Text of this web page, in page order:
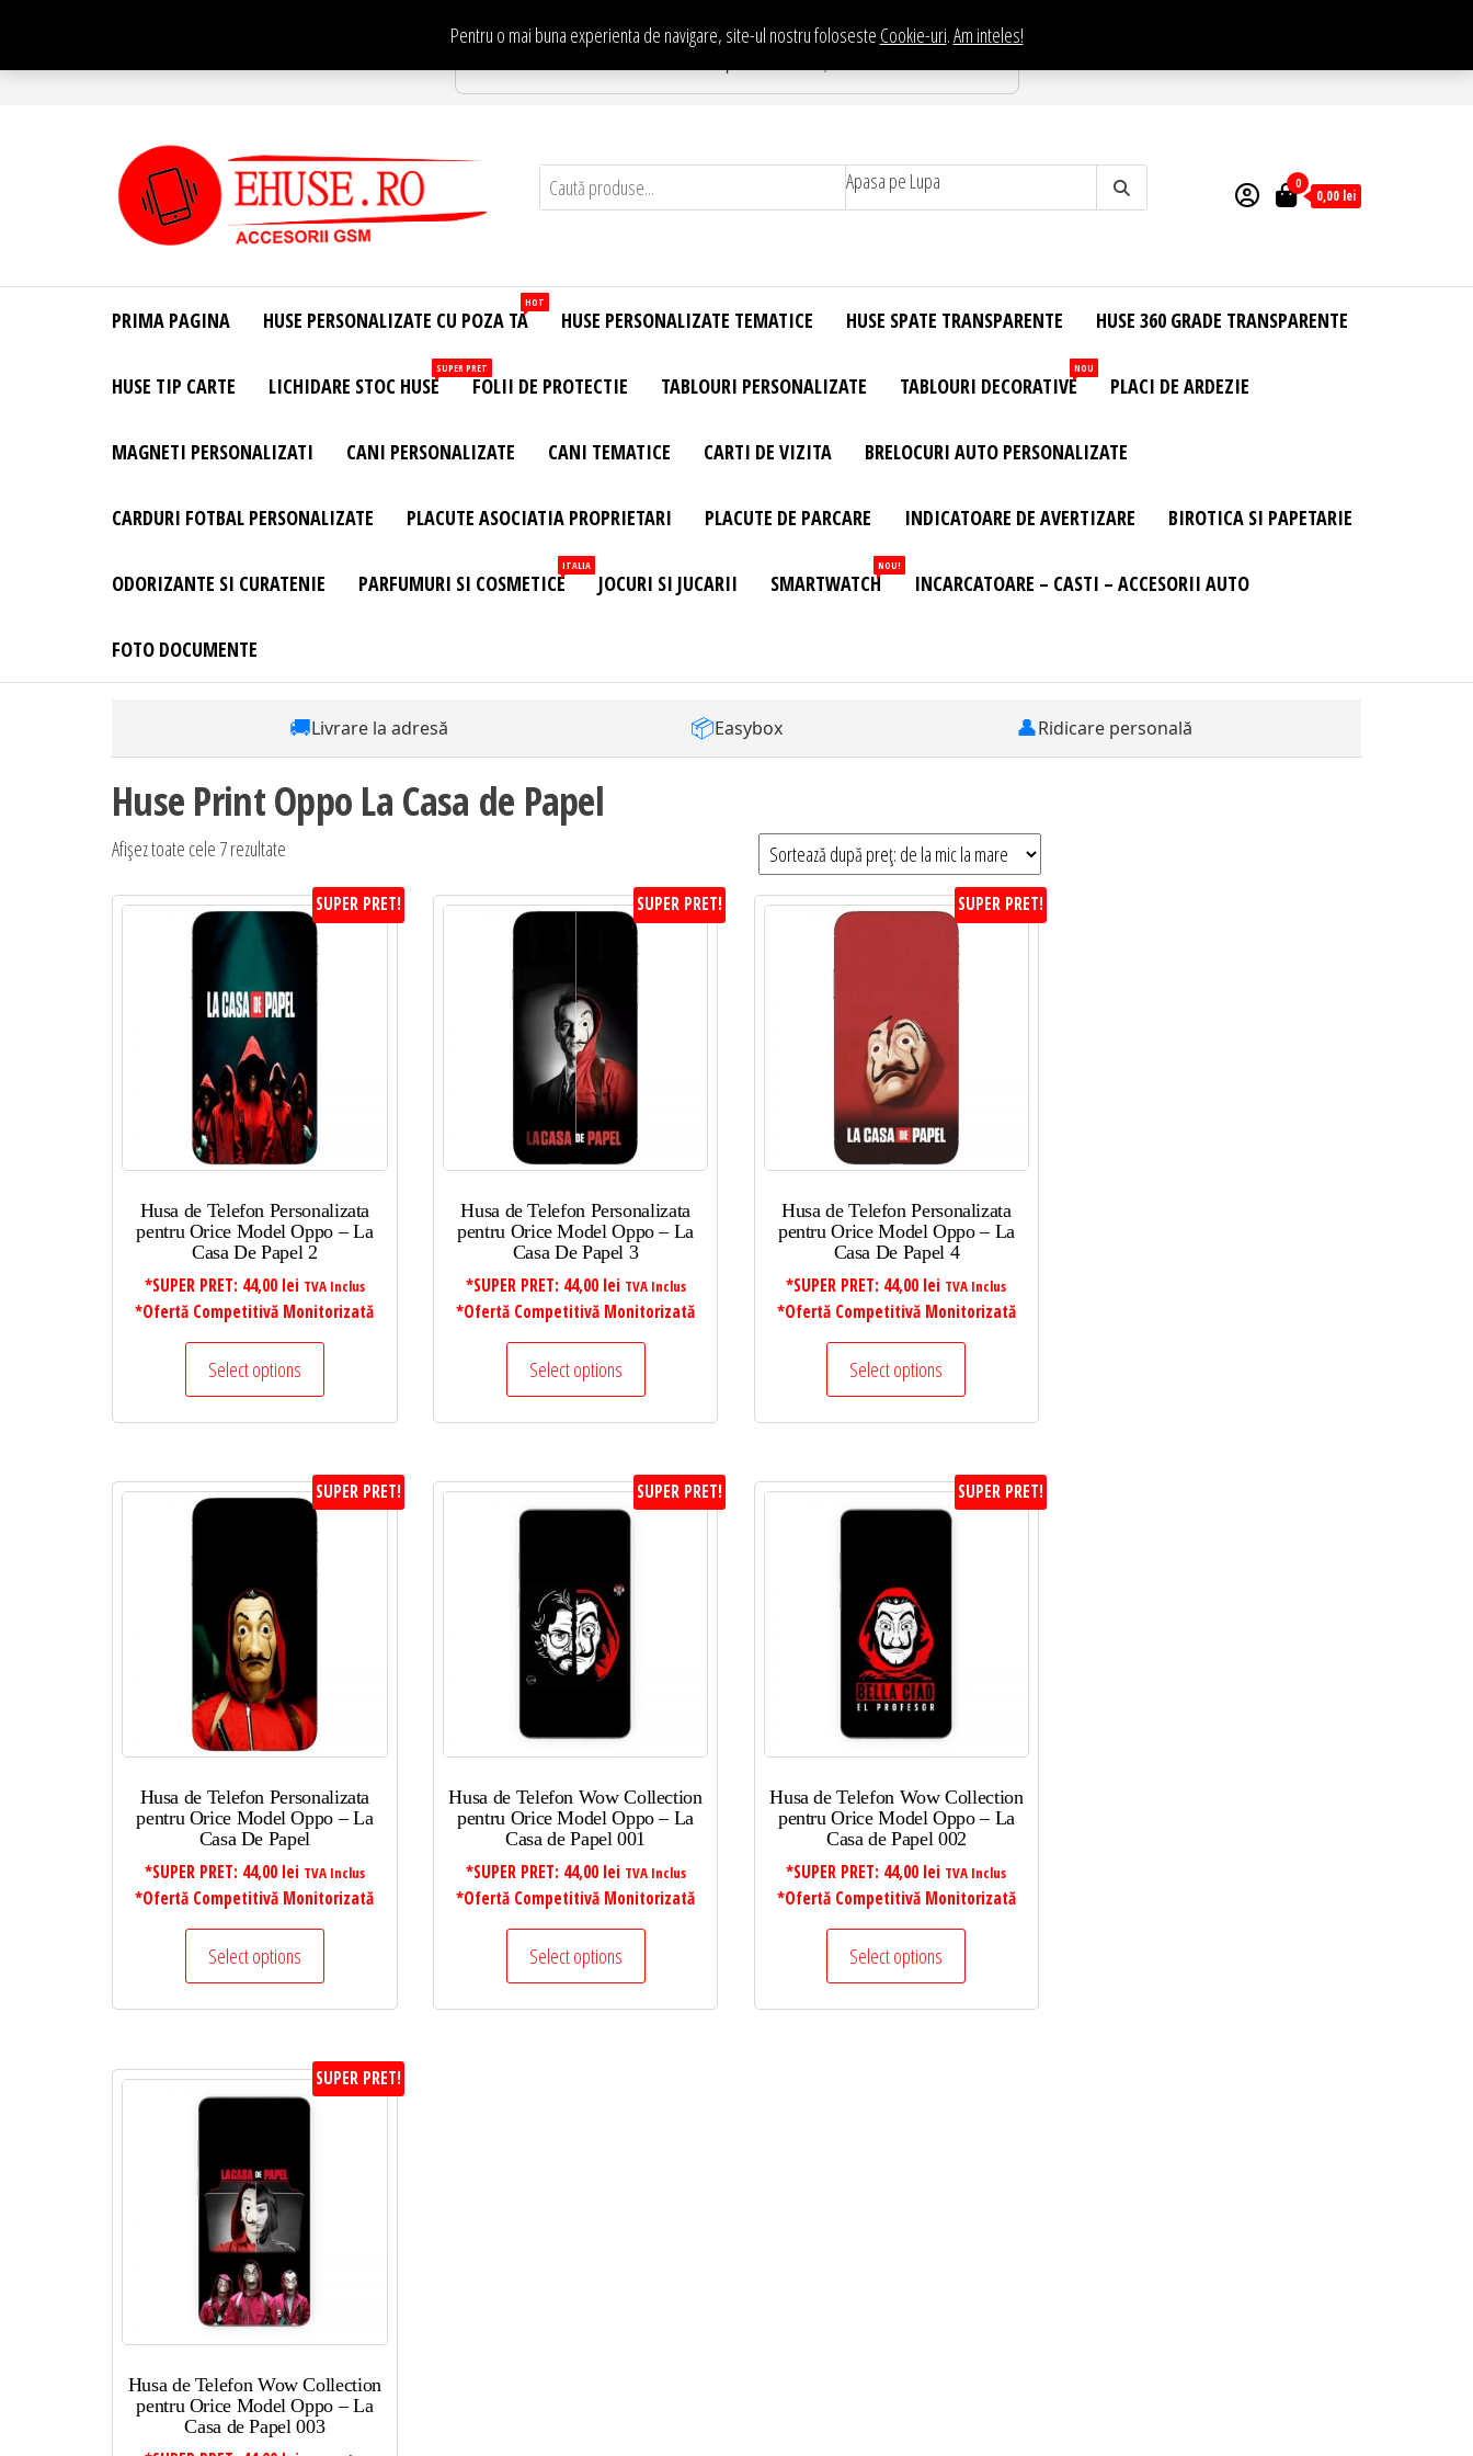
conținut
Pentru o mai buna experienta de navigare, site-ul nostru foloseste Cookie-uri.Am inteles!
Te asteptam in Showroom eHuse.ro
Site Oficial .
Huse
Personalizate
Huse
Personalizate
Telefon –
– Accesorii
Apasa pe Lupa 0
0,00 lei
PRIMA PAGINA HUSE PERSONALIZATE CU POZA TA
HOT
HUSE PERSONALIZATE TEMATICE HUSE SPATE TRANSPARENTE HUSE 360 GRADE TRANSPARENTE
HUSE TIP CARTE LICHIDARE STOC HUSE
SUPER PRET
FOLII DE PROTECTIE TABLOURI PERSONALIZATE TABLOURI DECORATIVE
NOU
PLACI DE ARDEZIE
MAGNETI PERSONALIZATI CANI PERSONALIZATE CANI TEMATICE CARTI DE VIZITA BRELOCURI AUTO PERSONALIZATE
CARDURI FOTBAL PERSONALIZATE PLACUTE ASOCIATIA PROPRIETARI PLACUTE DE PARCARE INDICATOARE DE AVERTIZARE BIROTICA SI PAPETARIE
ODORIZANTE SI CURATENIE PARFUMURI SI COSMETICE
ITALIA
JOCURI SI JUCARII SMARTWATCH
NOU!
INCARCATOARE – CASTI – ACCESORII AUTO
FOTO DOCUMENTE
🚚Livrare la adresă 📦Easybox 👤Ridicare personală
Huse Print Oppo La Casa de Papel
Afișez toate cele 7 rezultate
preț:
mic
SUPER PRET!
Husa de Telefon Personalizata
pentru Orice Model Oppo – La
Casa De Papel 2
*SUPER PRET: 44,00 lei TVA Inclus
*Ofertă Competitivă Monitorizată
Select options
SUPER PRET!
Husa de Telefon Personalizata
pentru Orice Model Oppo – La
Casa De Papel 3
*SUPER PRET: 44,00 lei TVA Inclus
*Ofertă Competitivă Monitorizată
Select options
SUPER PRET!
Husa de Telefon Personalizata
pentru Orice Model Oppo – La
Casa De Papel 4
*SUPER PRET: 44,00 lei TVA Inclus
*Ofertă Competitivă Monitorizată
Select options
SUPER PRET!
Husa de Telefon Personalizata
pentru Orice Model Oppo – La
Casa De Papel
*SUPER PRET: 44,00 lei TVA Inclus
*Ofertă Competitivă Monitorizată
Select options
SUPER PRET!
Husa de Telefon Wow Collection
pentru Orice Model Oppo – La
Casa de Papel 001
*SUPER PRET: 44,00 lei TVA Inclus
*Ofertă Competitivă Monitorizată
Select options
SUPER PRET!
Husa de Telefon Wow Collection
pentru Orice Model Oppo – La
Casa de Papel 002
*SUPER PRET: 44,00 lei TVA Inclus
*Ofertă Competitivă Monitorizată
Select options
SUPER PRET!
Husa de Telefon Wow Collection
pentru Orice Model Oppo – La
Casa de Papel 003